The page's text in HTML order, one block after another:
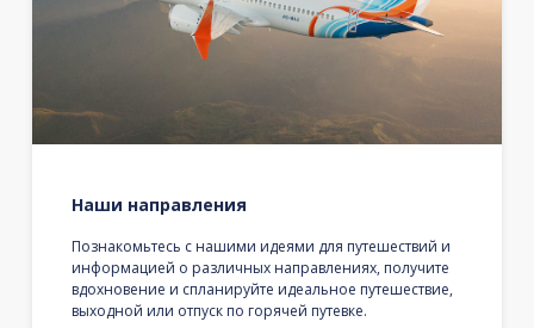
Наши направления
Познакомьтесь с нашими идеями для путешествий и
информацией о различных направлениях, получите
вдохновение и спланируйте идеальное путешествие,
выходной или отпуск по горячей путевке.